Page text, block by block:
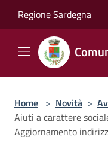
Regione Sardegna
Home > Novità >
Aiuti a carattere
Aggiornamento